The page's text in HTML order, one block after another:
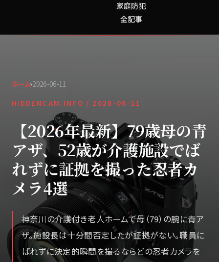
家庭防犯
全記事
ホーム›2026-06-11
HIDDENCAM.INFO / 2026-06-11
【2026年最新】79歳母の青
アザ、52歳が介護施設でば
れずに証拠を撮った忍者カ
メラ4選
神奈川の介護付き老人ホームで母（79）の腕に青ア
ザ。施設長は十分間否定したが証拠がない。職員に
ばれずに決定的瞬間を撮るならどの忍者カメラを